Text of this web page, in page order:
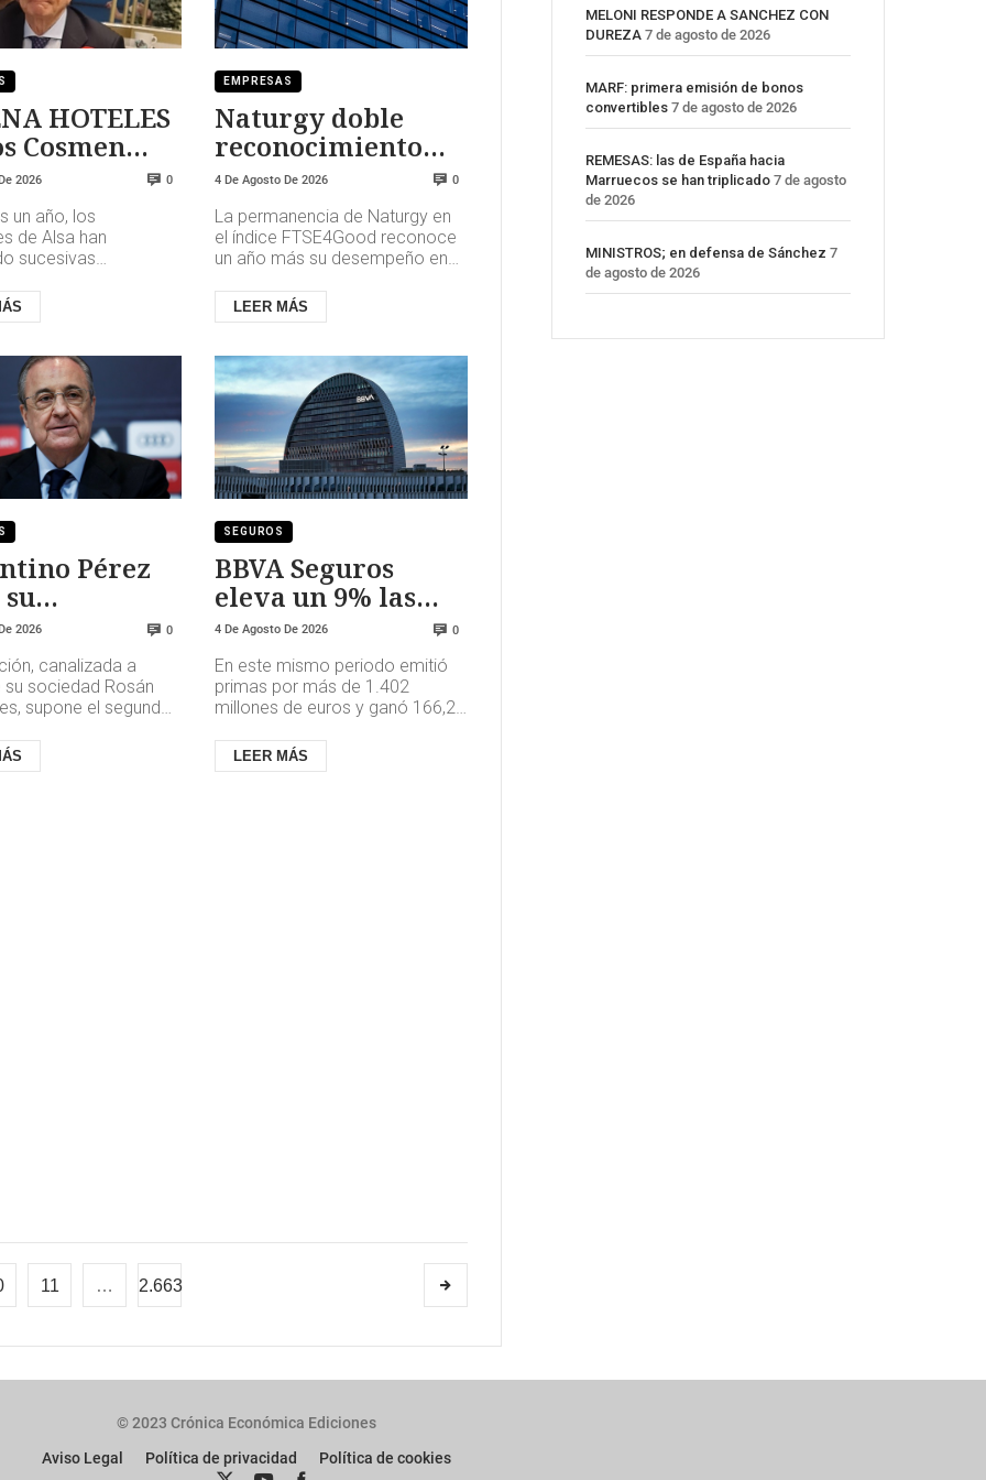
HOTELES
Cosmen
2026 0
un año, los
de Alsa han
sucesivas
desde algo más
una posi...
EMPRESAS
Naturgy doble
reconocimiento
internacional
4 De Agosto De 2026 0
La permanencia de Naturgy en
el índice FTSE4Good reconoce
un año más su desempeño en
gobernanza (ASG), y consolida...
LEER MÁS
Pérez
en
rozar el
2026 0
canalizada a
sociedad Rosán
supone el segundo
por el empresario en
SEGUROS
BBVA Seguros
eleva un 9% las
provisiones
gestionadas en
vida
4 De Agosto De 2026 0
En este mismo periodo emitió
primas por más de 1.402
millones de euros y ganó 166,2
junio de 2026, el total de pro...
LEER MÁS
11 … 2.663
MELONI RESPONDE A SANCHEZ CON
DUREZA 7 de agosto de 2026
MARF: primera emisión de bonos
convertibles 7 de agosto de 2026
REMESAS: las de España hacia
Marruecos se han triplicado 7 de agosto
de 2026
MINISTROS; en defensa de Sánchez 7
de agosto de 2026
© 2023 Crónica Económica Ediciones
Aviso Legal
Política de privacidad Política de cookies